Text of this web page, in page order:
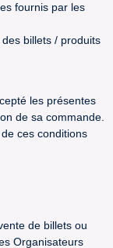
fournis par les
billets / produits
les présentes
de sa commande.
ces conditions
de billets ou
Organisateurs